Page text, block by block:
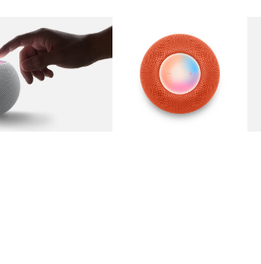
图库 图像 图库 图像